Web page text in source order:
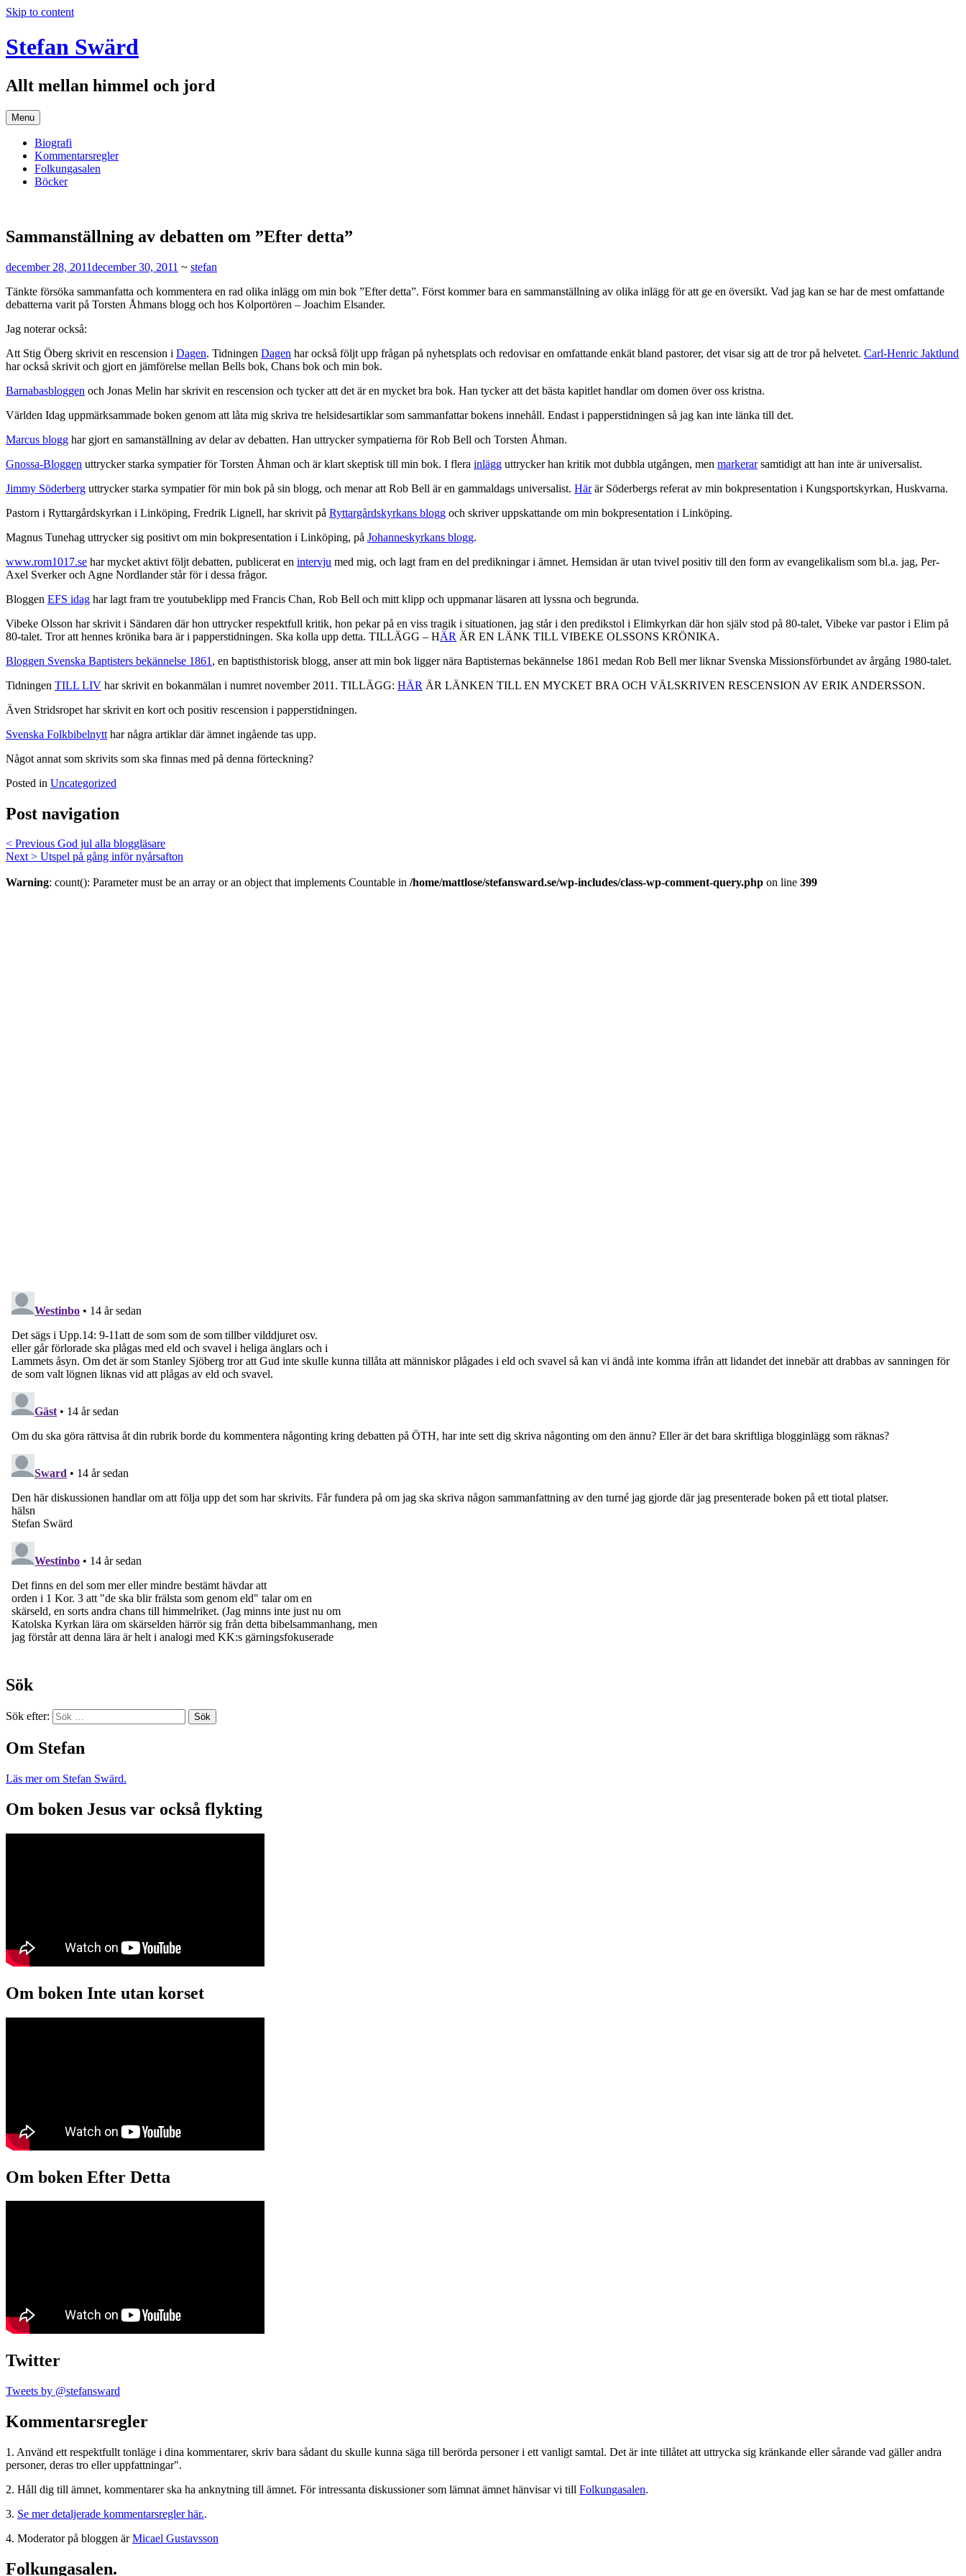
Skip to content
Stefan Swärd
Allt mellan himmel och jord
Menu
Biografi
Kommentarsregler
Folkungasalen
Böcker
Sammanställning av debatten om ”Efter detta”
december 28, 2011december 30, 2011 ~ stefan
Tänkte försöka sammanfatta och kommentera en rad olika inlägg om min bok ”Efter detta”. Först kommer bara en sammanställning av olika inlägg för att ge en översikt. Vad jag kan se har de mest omfattande
debatterna varit på Torsten Åhmans blogg och hos Kolportören – Joachim Elsander.
Jag noterar också:
Att Stig Öberg skrivit en rescension i Dagen. Tidningen Dagen har också följt upp frågan på nyhetsplats och redovisar en omfattande enkät bland pastorer, det visar sig att de tror på helvetet. Carl-Henric Jaktlund
har också skrivit och gjort en jämförelse mellan Bells bok, Chans bok och min bok.
Barnabasbloggen och Jonas Melin har skrivit en rescension och tycker att det är en mycket bra bok. Han tycker att det bästa kapitlet handlar om domen över oss kristna.
Världen Idag uppmärksammade boken genom att låta mig skriva tre helsidesartiklar som sammanfattar bokens innehåll. Endast i papperstidningen så jag kan inte länka till det.
Marcus blogg har gjort en samanställning av delar av debatten. Han uttrycker sympatierna för Rob Bell och Torsten Åhman.
Gnossa-Bloggen uttrycker starka sympatier för Torsten Åhman och är klart skeptisk till min bok. I flera inlägg uttrycker han kritik mot dubbla utgången, men markerarsamtidigt att han inte är universalist.
Jimmy Söderberg uttrycker starka sympatier för min bok på sin blogg, och menar att Rob Bell är en gammaldags universalist. Härär Söderbergs referat av min bokpresentation i Kungsportskyrkan, Huskvarna.
Pastorn i Ryttargårdskyrkan i Linköping, Fredrik Lignell, har skrivit på Ryttargårdskyrkans blogg och skriver uppskattande om min bokpresentation i Linköping.
Magnus Tunehag uttrycker sig positivt om min bokpresentation i Linköping, på Johanneskyrkans blogg.
www.rom1017.se har mycket aktivt följt debatten, publicerat en intervju med mig, och lagt fram en del predikningar i ämnet. Hemsidan är utan tvivel positiv till den form av evangelikalism som bl.a. jag, Per-
Axel Sverker och Agne Nordlander står för i dessa frågor.
Bloggen EFS idag har lagt fram tre youtubeklipp med Francis Chan, Rob Bell och mitt klipp och uppmanar läsaren att lyssna och begrunda.
Vibeke Olsson har skrivit i Sändaren där hon uttrycker respektfull kritik, hon pekar på en viss tragik i situationen, jag står i den predikstol i Elimkyrkan där hon själv stod på 80-talet, Vibeke var pastor i Elim på
80-talet. Tror att hennes krönika bara är i papperstidningen. Ska kolla upp detta. TILLÄGG – HÄR ÄR EN LÄNK TILL VIBEKE OLSSONS KRÖNIKA.
Bloggen Svenska Baptisters bekännelse 1861 , en baptisthistorisk blogg, anser att min bok ligger nära Baptisternas bekännelse 1861 medan Rob Bell mer liknar Svenska Missionsförbundet av årgång 1980-talet.
Tidningen TILL LIV har skrivit en bokanmälan i numret november 2011. TILLÄGG: HÄR ÄR LÄNKEN TILL EN MYCKET BRA OCH VÄLSKRIVEN RESCENSION AV ERIK ANDERSSON.
Även Stridsropet har skrivit en kort och positiv rescension i papperstidningen.
Svenska Folkbibelnytt har några artiklar där ämnet ingående tas upp.
Något annat som skrivits som ska finnas med på denna förteckning?
Posted in Uncategorized
Post navigation
< Previous God jul alla bloggläsare
Next > Utspel på gång inför nyårsafton
Warning: count(): Parameter must be an array or an object that implements Countable in /home/mattlose/stefansward.se/wp-includes/class-wp-comment-query.php on line 399
Sök
Sök efter:
Om Stefan
Läs mer om Stefan Swärd.
Om boken Jesus var också flykting
Om boken Inte utan korset
Om boken Efter Detta
Twitter
Tweets by @stefansward
Kommentarsregler
1. Använd ett respektfullt tonläge i dina kommentarer, skriv bara sådant du skulle kunna säga till berörda personer i ett vanligt samtal. Det är inte tillåtet att uttrycka sig kränkande eller sårande vad gäller andra
personer, deras tro eller uppfattningar".
2. Håll dig till ämnet, kommentarer ska ha anknytning till ämnet. För intressanta diskussioner som lämnat ämnet hänvisar vi till Folkungasalen.
3. Se mer detaljerade kommentarsregler här..
4. Moderator på bloggen ärMicael Gustavsson
Folkungasalen.